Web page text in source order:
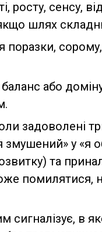
росту, сенсу,
шлях
поразки,
або
задоволені
змушений» у «я
та
помилятися,
сигналізує, в